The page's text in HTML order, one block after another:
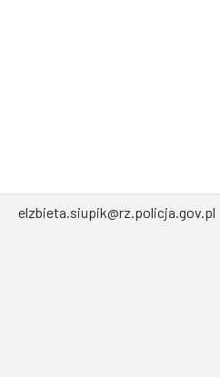
elzbieta.siupik@rz.policja.gov.pl